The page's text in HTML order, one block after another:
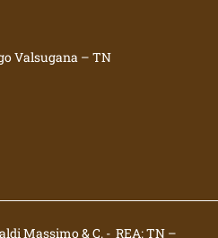
Valsugana – TN
Massimo & C. - REA: TN –